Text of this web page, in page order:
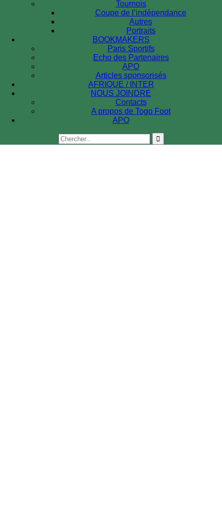
Tournois
Coupe de l’indépendance
Autres
Portraits
BOOKMAKERS
Paris Sportifs
Echo des Partenaires
APO
Articles sponsorisés
AFRIQUE / INTER
NOUS JOINDRE
Contacts
A propos de Togo Foot
APO